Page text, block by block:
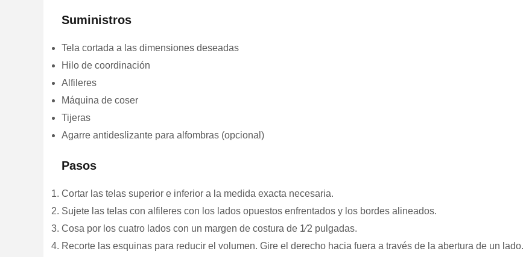
Suministros
Tela cortada a las dimensiones deseadas
Hilo de coordinación
Alfileres
Máquina de coser
Tijeras
Agarre antideslizante para alfombras (opcional)
Pasos
Cortar las telas superior e inferior a la medida exacta necesaria.
Sujete las telas con alfileres con los lados opuestos enfrentados y los bordes alineados.
Cosa por los cuatro lados con un margen de costura de 1⁄2 pulgadas.
Recorte las esquinas para reducir el volumen. Gire el derecho hacia fuera a través de la abertura de un lado.